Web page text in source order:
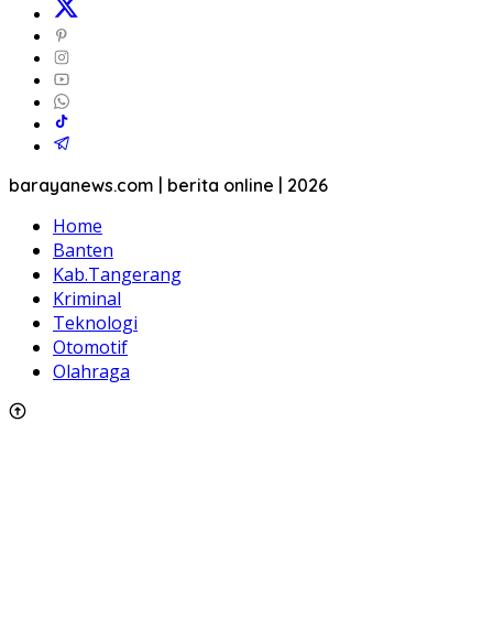
barayanews.com | berita online | 2026
Home
Banten
Kab.Tangerang
Kriminal
Teknologi
Otomotif
Olahraga